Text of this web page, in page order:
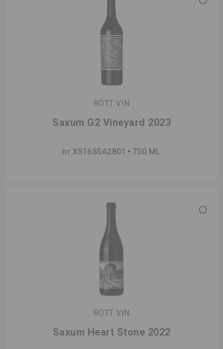
RÖTT VIN
Saxum G2 Vineyard 2023
nr X5165SA2801 750 ML
RÖTT VIN
Saxum Heart Stone 2022